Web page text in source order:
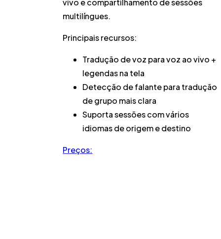
vivo e compartilhamento de sessões
multilíngues.
Principais recursos:
Tradução de voz para voz ao vivo +
legendas na tela
Detecção de falante para tradução
de grupo mais clara
Suporta sessões com vários
idiomas de origem e destino
Preços: